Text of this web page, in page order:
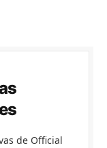
de Official